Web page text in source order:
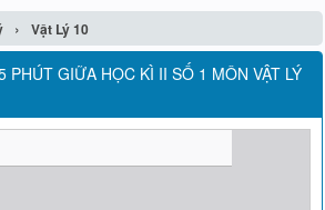
› Vật Lý 10
PHÚT GIỮA HỌC KÌ II SỐ 1 MÔN VẬT LÝ